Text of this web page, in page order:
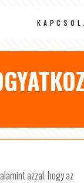
azzal, hogy az